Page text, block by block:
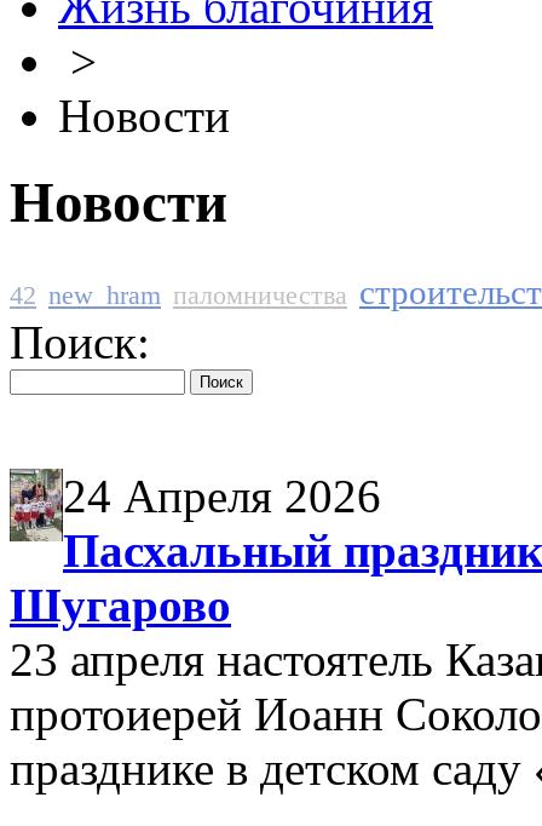
>
Новости
Новости
42 new_hram паломничества
Поиск:
24 Апреля 2026
Пасхальный
Шугарово
23 апреля настоятель
протоиерей Иоанн
празднике в детском